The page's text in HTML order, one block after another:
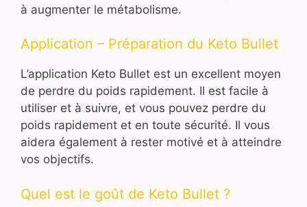
à augmenter le métabolisme.
Application – Préparation du Keto Bullet
L’application Keto Bullet est un excellent moyen
de perdre du poids rapidement. Il est facile à
utiliser et à suivre, et vous pouvez perdre du
poids rapidement et en toute sécurité. Il vous
aidera également à rester motivé et à atteindre
vos objectifs.
Quel est le goût de Keto Bullet ?